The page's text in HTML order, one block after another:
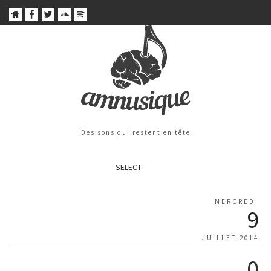
Des sons qui restent en tête
SELECT
MERCREDI
9
JUILLET 2014